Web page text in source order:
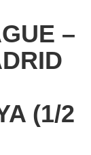
–
(1/2